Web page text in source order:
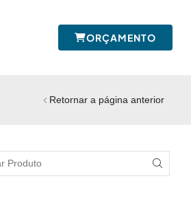
ORÇAMENTO
Retornar a página anterior